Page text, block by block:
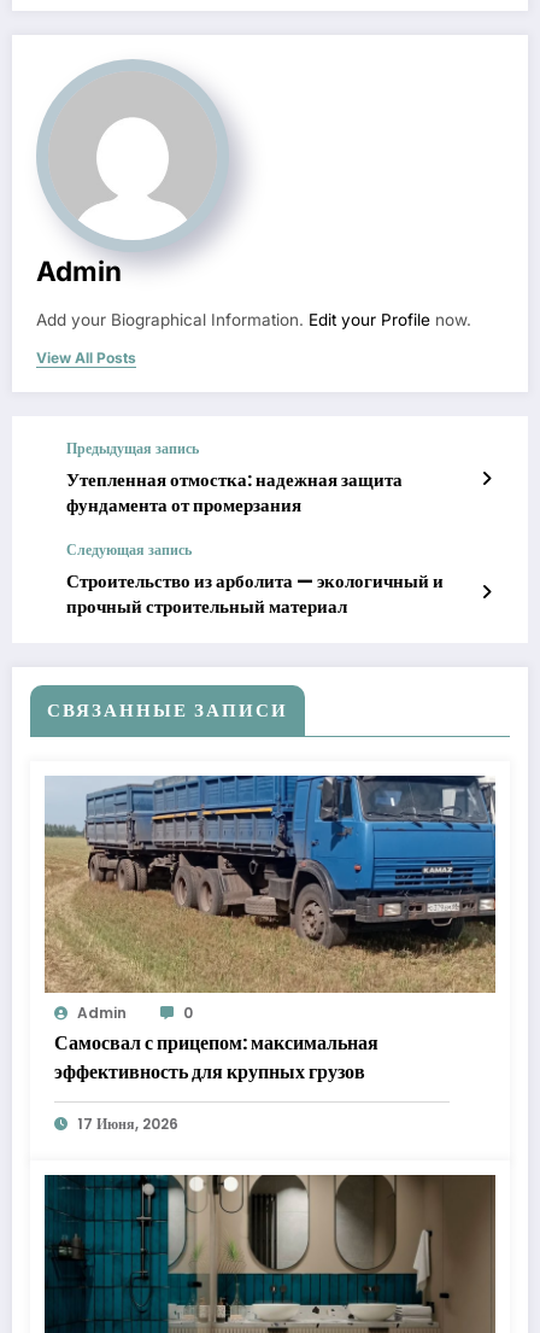
Admin
Add your Biographical Information. Edit your Profile now.
View All Posts
Предыдущая запись
Утепленная отмостка: надежная защита
фундамента от промерзания
Следующая запись
Строительство из арболита — экологичный и
прочный строительный материал
СВЯЗАННЫЕ ЗАПИСИ
Admin 0
Самосвал с прицепом: максимальная
эффективность для крупных грузов
17 Июня, 2026